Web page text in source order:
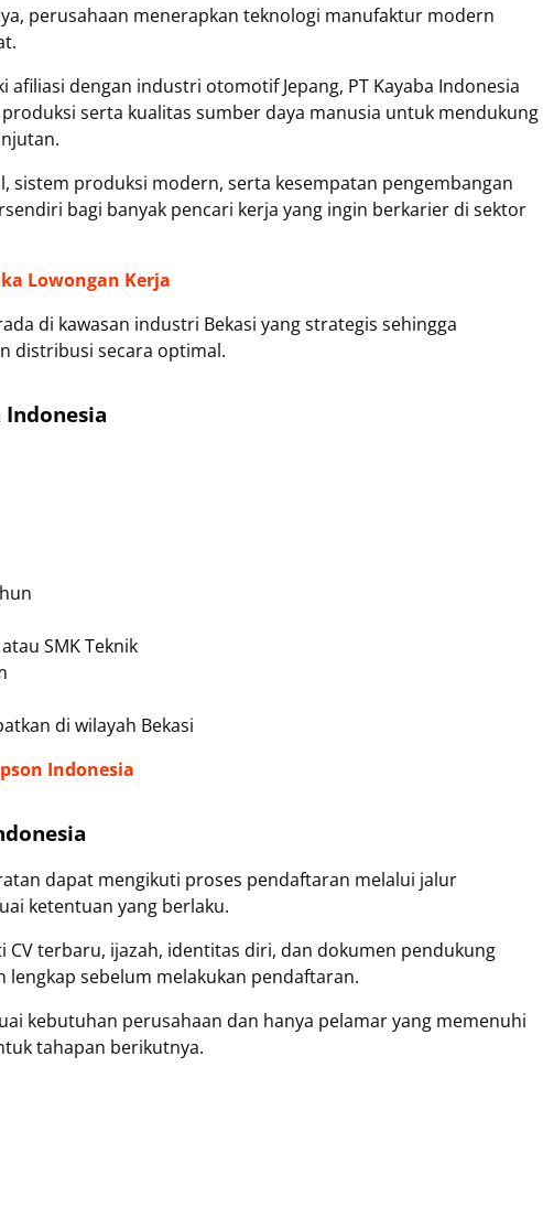
perusahaan menerapkan teknologi manufaktur modern
afiliasi dengan industri otomotif Jepang, PT Kayaba Indonesia
serta kualitas sumber daya manusia untuk mendukung
sistem produksi modern, serta kesempatan pengembangan
bagi banyak pencari kerja yang ingin berkarier di sektor
Lowongan Kerja
di kawasan industri Bekasi yang strategis sehingga
distribusi secara optimal.
Indonesia
SMK Teknik
di wilayah Bekasi
Indonesia
dapat mengikuti proses pendaftaran melalui jalur
ketentuan yang berlaku.
CV terbaru, ijazah, identitas diri, dan dokumen pendukung
lengkap sebelum melakukan pendaftaran.
kebutuhan perusahaan dan hanya pelamar yang memenuhi
tahapan berikutnya.